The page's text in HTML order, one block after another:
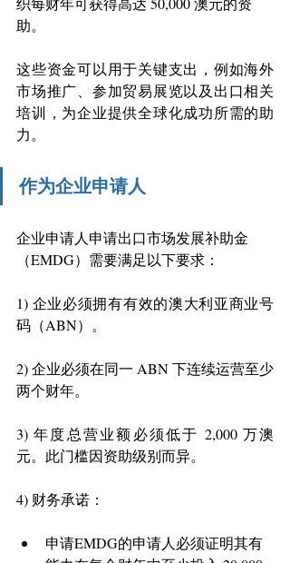
助。
这些资金可以用于关键支出，例如海外
市场推广、参加贸易展览以及出口相关
培训，为企业提供全球化成功所需的助
力。
作为企业申请人
企业申请人申请出口市场发展补助金
（EMDG）需要满足以下要求：
1) 企业必须拥有有效的澳大利亚商业号
码（ABN）。
2) 企业必须在同一 ABN 下连续运营至少
两个财年。
3) 年度总营业额必须低于 2,000 万澳
元。此门槛因资助级别而异。
4) 财务承诺：
申请EMDG的申请人必须证明其有